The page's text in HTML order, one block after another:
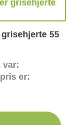
55
var:
er: